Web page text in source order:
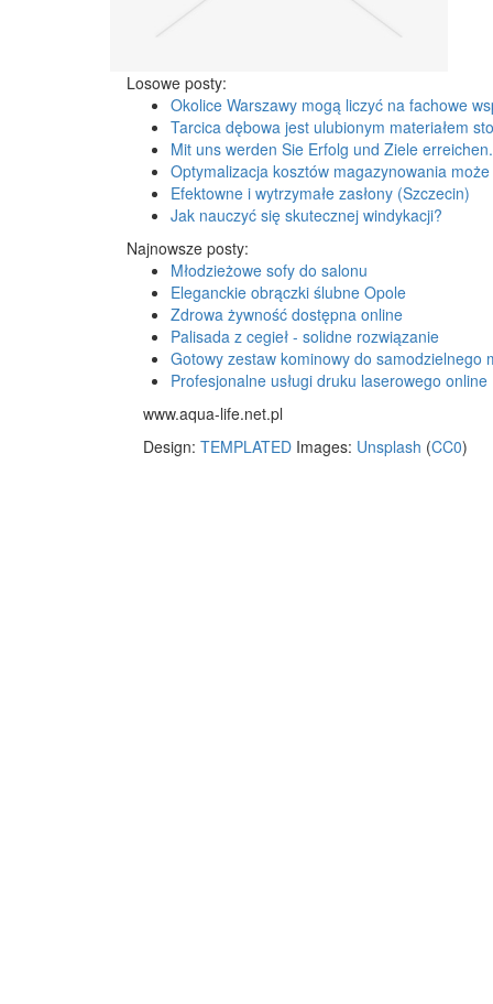
Losowe posty:
Okolice Warszawy mogą liczyć na fachowe
Tarcica dębowa jest ulubionym materiałem
Mit uns werden Sie Erfolg und Ziele erreichen.
Optymalizacja kosztów magazynowania
Efektowne i wytrzymałe zasłony (Szczecin)
Jak nauczyć się skutecznej windykacji?
Najnowsze posty:
Młodzieżowe sofy do salonu
Eleganckie obrączki ślubne Opole
Zdrowa żywność dostępna online
Palisada z cegieł - solidne rozwiązanie
Gotowy zestaw kominowy do samodzielnego
Profesjonalne usługi druku laserowego online
www.aqua-life.net.pl
Design: TEMPLATED Images: Unsplash (CC0)